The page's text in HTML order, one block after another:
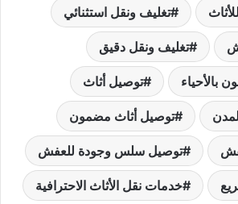
تغليف ونقل استثنائي
تغليف ونقل دقيق
بالأحياء توصيل أثاث
توصيل أثاث مضمون
توصيل سلس وجودة للعفش
خدمات نقل الأثاث الاحترافية